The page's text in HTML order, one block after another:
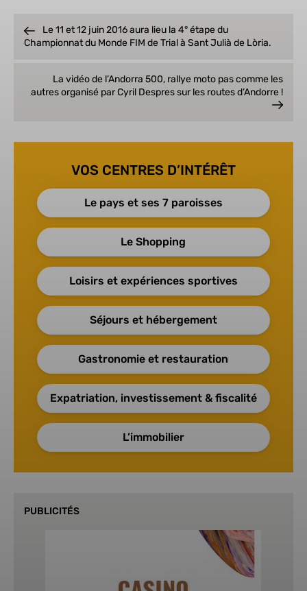
VOS CENTRES D’INTÉRÊT
Le pays et ses 7 paroisses
Le Shopping
Loisirs et expériences sportives
Séjours et hébergement
Gastronomie et restauration
Expatriation, investissement & fiscalité
L’immobilier
PUBLICITÉS
Le 11 et 12 juin 2016 aura lieu la 4° étape du
Championnat du Monde FIM de Trial à Sant Julià de Lòria.
La vidéo de l’Andorra 500, rallye moto pas comme les
autres organisé par Cyril Despres sur les routes d’Andorre !